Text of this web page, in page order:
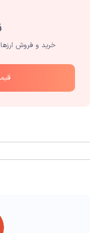
خرید و فروش